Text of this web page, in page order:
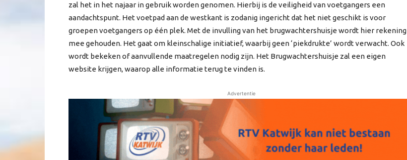
zal het in het najaar in gebruik worden genomen. Hierbij is de veiligheid van voetgangers een
aandachtspunt. Het voetpad aan de westkant is zodanig ingericht dat het niet geschikt is voor
groepen voetgangers op één plek. Met de invulling van het brugwachtershuisje wordt hier rekening
mee gehouden. Het gaat om kleinschalige initiatief, waarbij geen ‘piekdrukte’ wordt verwacht. Ook
wordt bekeken of aanvullende maatregelen nodig zijn. Het Brugwachtershuisje zal een eigen
website krijgen, waarop alle informatie terug te vinden is.
Advertentie